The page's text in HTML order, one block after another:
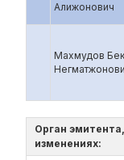
Алижонович
Махмудов
Орган
изменениях: